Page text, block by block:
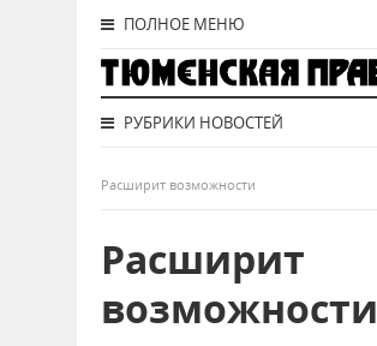
ПОЛНОЕ МЕНЮ
РУБРИКИ НОВОСТЕЙ
Расширит возможности
Расширит
возможности